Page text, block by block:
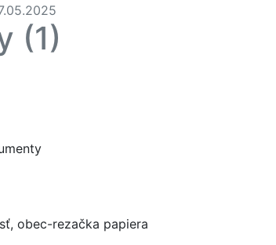
(1)
obec-rezačka papiera